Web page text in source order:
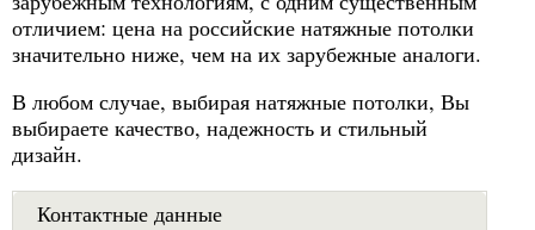
отличием: цена на российские натяжные потолки
значительно ниже, чем на их зарубежные аналоги.
В любом случае, выбирая натяжные потолки, Вы
выбираете качество, надежность и стильный
дизайн.
Контактные данные